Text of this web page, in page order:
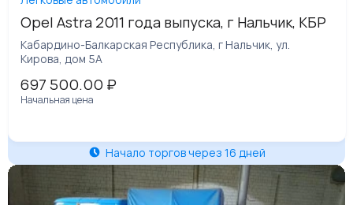
Opel Astra 2011 года выпуска, г Нальчик, КБР
Кабардино-Балкарская Республика, г Нальчик, ул.
Кирова, дом 5А
697 500.00 ₽
Начальная цена
Начало торгов через 16 дней